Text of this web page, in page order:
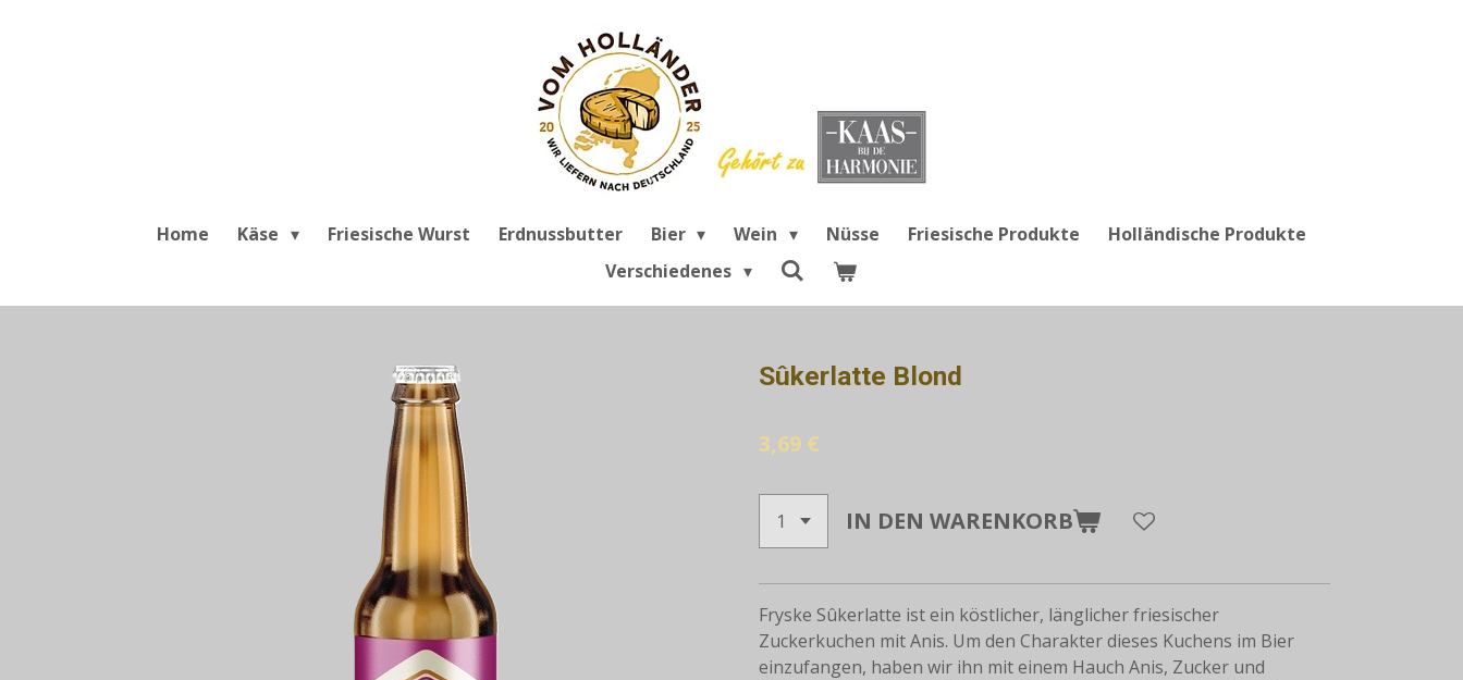
Home Käse Friesische Wurst Erdnussbutter Bier Wein Nüsse Friesische Produkte
Holländische Produkte
Verschiedenes
Sûkerlatte Blond
3,69 €
IN DEN WARENKORB
Fryske Sûkerlatte ist ein köstlicher, länglicher friesischer
Zuckerkuchen mit Anis. Um den Charakter dieses Kuchens im Bier
einzufangen, haben wir ihn mit einem Hauch Anis, Zucker und